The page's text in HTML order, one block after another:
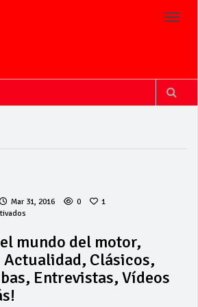
Mar 31, 2016 0
1
el
mundo
del
motor,
mundo del motor,
Actualidad, Clásicos,
Entrevistas, Vídeos